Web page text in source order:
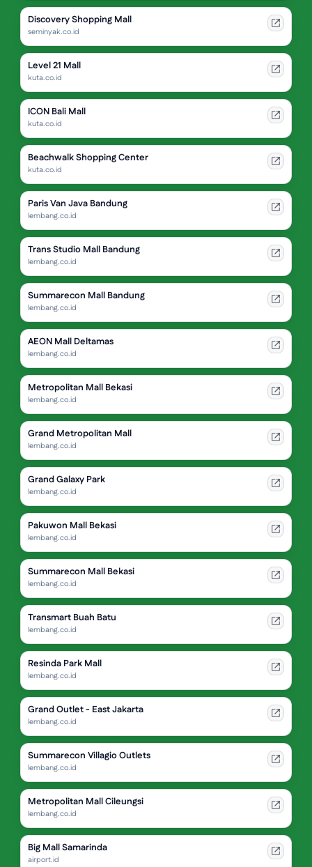
Discovery Shopping Mall
seminyak.co.id
Level 21 Mall
kuta.co.id
ICON Bali Mall
kuta.co.id
Beachwalk Shopping Center
kuta.co.id
Paris Van Java Bandung
lembang.co.id
Trans Studio Mall Bandung
lembang.co.id
Summarecon Mall Bandung
lembang.co.id
AEON Mall Deltamas
lembang.co.id
Metropolitan Mall Bekasi
lembang.co.id
Grand Metropolitan Mall
lembang.co.id
Grand Galaxy Park
lembang.co.id
Pakuwon Mall Bekasi
lembang.co.id
Summarecon Mall Bekasi
lembang.co.id
Transmart Buah Batu
lembang.co.id
Resinda Park Mall
lembang.co.id
Grand Outlet - East Jakarta
lembang.co.id
Summarecon Villagio Outlets
lembang.co.id
Metropolitan Mall Cileungsi
lembang.co.id
Big Mall Samarinda
airport.id